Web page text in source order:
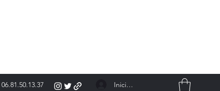
06.81.50.13.37 Iniciar sesión